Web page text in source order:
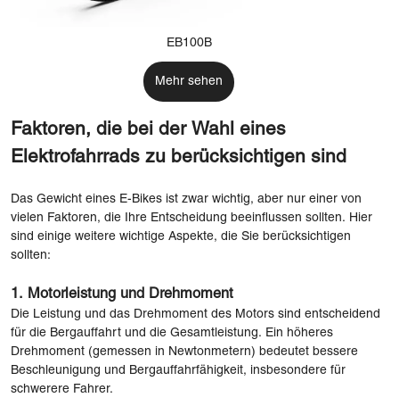
EB100B
Mehr sehen
Faktoren, die bei der Wahl eines
Elektrofahrrads zu berücksichtigen sind
Das Gewicht eines E-Bikes ist zwar wichtig, aber nur einer von
vielen Faktoren, die Ihre Entscheidung beeinflussen sollten. Hier
sind einige weitere wichtige Aspekte, die Sie berücksichtigen
sollten:
1. Motorleistung und Drehmoment
Die Leistung und das Drehmoment des Motors sind entscheidend
für die Bergauffahrt und die Gesamtleistung. Ein höheres
Drehmoment (gemessen in Newtonmetern) bedeutet bessere
Beschleunigung und Bergauffahrfähigkeit, insbesondere für
schwerere Fahrer.